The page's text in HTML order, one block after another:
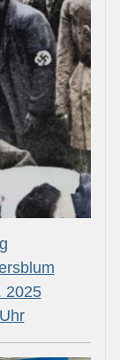
2025